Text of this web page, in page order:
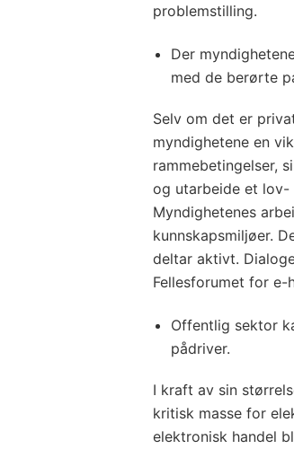
problemstilling.
Der
med de berørte
Selv om det er
myndighetene en
rammebetingelser,
og utarbeide et lov-
Myndighetenes
kunnskapsmiljøer.
deltar aktivt.
Fellesforumet for
Offentlig sektor
pådriver.
I kraft av sin
kritisk masse for
elektronisk handel